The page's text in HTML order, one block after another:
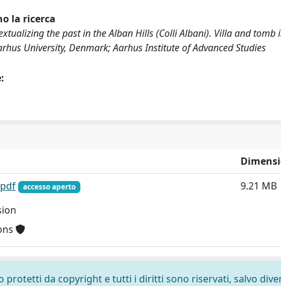
la ricerca
the past in the Alban Hills (Colli Albani). Villa and tomb
University, Denmark; Aarhus Institute of Advanced Studies
accesso aperto 9.21 MB
protetti da copyright e tutti i diritti sono riservati, salvo